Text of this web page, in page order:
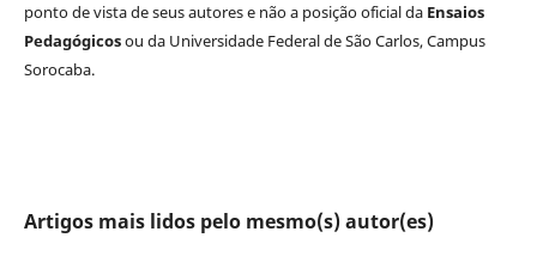
ponto de vista de seus autores e não a posição oficial da Ensaios
Pedagógicosou da Universidade Federal de São Carlos, Campus
Sorocaba.
Artigos mais lidos pelo mesmo(s) autor(es)